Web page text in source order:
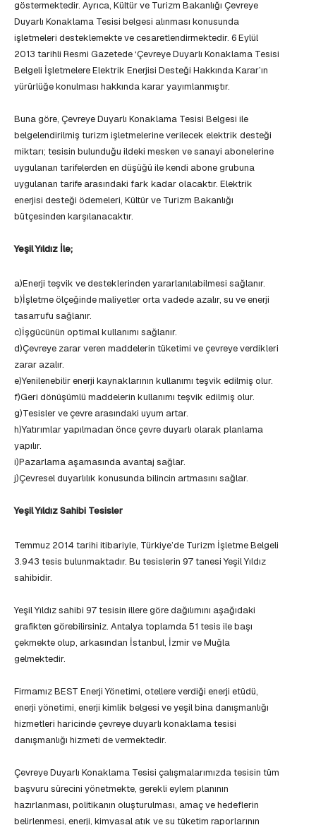
göstermektedir. Ayrıca, Kültür ve Turizm Bakanlığı Çevreye
Duyarlı Konaklama Tesisi belgesi alınması konusunda
işletmeleri desteklemekte ve cesaretlendirmektedir. 6 Eylül
2013 tarihli Resmi Gazetede ‘Çevreye Duyarlı Konaklama Tesisi
Belgeli İşletmelere Elektrik Enerjisi Desteği Hakkında Karar’ın
yürürlüğe konulması hakkında karar yayımlanmıştır.
Buna göre, Çevreye Duyarlı Konaklama Tesisi Belgesi ile
belgelendirilmiş turizm işletmelerine verilecek elektrik desteği
miktarı; tesisin bulunduğu ildeki mesken ve sanayi abonelerine
uygulanan tarifelerden en düşüğü ile kendi abone grubuna
uygulanan tarife arasındaki fark kadar olacaktır. Elektrik
enerjisi desteği ödemeleri, Kültür ve Turizm Bakanlığı
bütçesinden karşılanacaktır.
Yeşil Yıldız İle;
a)Enerji teşvik ve desteklerinden yararlanılabilmesi sağlanır.
b)İşletme ölçeğinde maliyetler orta vadede azalır, su ve enerji
tasarrufu sağlanır.
c)İşgücünün optimal kullanımı sağlanır.
d)Çevreye zarar veren maddelerin tüketimi ve çevreye verdikleri
zarar azalır.
e)Yenilenebilir enerji kaynaklarının kullanımı teşvik edilmiş olur.
f)Geri dönüşümlü maddelerin kullanımı teşvik edilmiş olur.
g)Tesisler ve çevre arasındaki uyum artar.
h)Yatırımlar yapılmadan önce çevre duyarlı olarak planlama
yapılır.
i)Pazarlama aşamasında avantaj sağlar.
j)Çevresel duyarlılık konusunda bilincin artmasını sağlar.
Yeşil Yıldız Sahibi Tesisler
Temmuz 2014 tarihi itibariyle, Türkiye’de Turizm İşletme Belgeli
3.943 tesis bulunmaktadır. Bu tesislerin 97 tanesi Yeşil Yıldız
sahibidir.
Yeşil Yıldız sahibi 97 tesisin illere göre dağılımını aşağıdaki
grafikten görebilirsiniz. Antalya toplamda 51 tesis ile başı
çekmekte olup, arkasından İstanbul, İzmir ve Muğla
gelmektedir.
Firmamız BEST Enerji Yönetimi, otellere verdiği enerji etüdü,
enerji yönetimi, enerji kimlik belgesi ve yeşil bina danışmanlığı
hizmetleri haricinde çevreye duyarlı konaklama tesisi
danışmanlığı hizmeti de vermektedir.
Çevreye Duyarlı Konaklama Tesisi çalışmalarımızda tesisin tüm
başvuru sürecini yönetmekte, gerekli eylem planının
hazırlanması, politikanın oluşturulması, amaç ve hedeflerin
belirlenmesi, enerji, kimyasal atık ve su tüketim raporlarının